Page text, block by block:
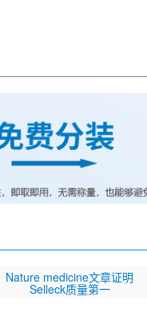
Nature medicine文章证明
Selleck质量第一